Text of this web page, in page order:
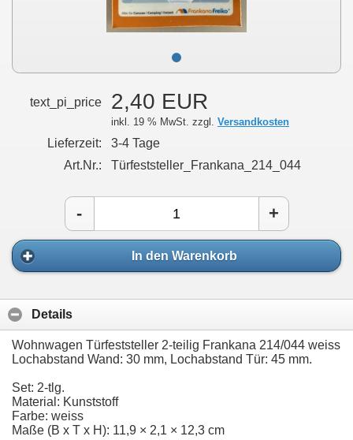
text_pi_price 2,40 EUR
inkl. 19 % MwSt. zzgl. Versandkosten
Lieferzeit:
3-4 Tage
Art.Nr.:
Türfeststeller_Frankana_214_044
- +
In den Warenkorb
Details
Wohnwagen Türfeststeller 2-teilig Frankana 214/044 weiss
Lochabstand Wand: 30 mm, Lochabstand Tür: 45 mm.
Set: 2-tlg.
Material: Kunststoff
Farbe: weiss
Maße (B x T x H): 11,9 × 2,1 × 12,3 cm